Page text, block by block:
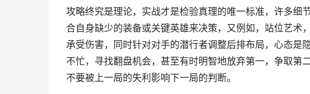
攻略终究是理论，实战才是检验真理的唯一标准，许多细
合自身缺少的装备或关键英雄来决策，又例如，站位艺术
承受伤害，同时针对对手的潜行者调整后排布局，心态是
不忙，寻找翻盘机会，甚至有时明智地放弃第一，争取第
不要被上一局的失利影响下一局的判断。